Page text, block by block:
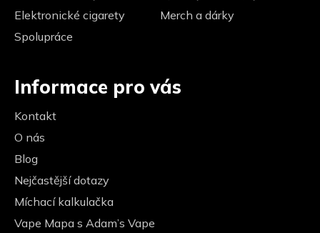
Elektronické cigarety
Merch a dárky
Spolupráce
Informace pro vás
Kontakt
O nás
Blog
Nejčastější dotazy
Míchací kalkulačka
Vape Mapa s Adam’s Vape